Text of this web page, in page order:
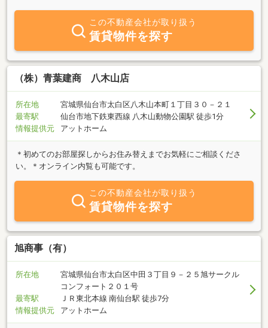
この不動産会社が取り扱う
賃貸物件を探す
（株）青葉建商 八木山店
所在地
宮城県仙台市太白区八木山本町１丁目３０－２１
最寄駅
仙台市地下鉄東西線 八木山動物公園駅 徒歩1分
情報提供元
アットホーム
＊初めてのお部屋探しからお住み替えまでお気軽にご相談くださ
い。＊オンライン内覧も可能です。
この不動産会社が取り扱う
賃貸物件を探す
旭商事（有）
所在地
宮城県仙台市太白区中田３丁目９－２５旭サークル
コンフォート２０１号
最寄駅
ＪＲ東北本線 南仙台駅 徒歩7分
情報提供元
アットホーム